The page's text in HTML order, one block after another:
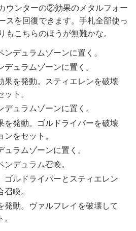
ウンターの②効果のメタルフォー
スを回復できます。手札全部使っ
もこちらのほうが無難かな。
ンデュラムゾーンに置く。
デュラムゾーンに置く。
果を発動。スティエレンを破壊
ト。
デュラムゾーンに置く。
を発動。ゴルドライバーを破壊
ンをセット。
ュラムゾーンに置く。
ンデュラム召喚。
ゴルドライバーとスティエレン
喚。
発動。ヴァルフレイを破壊して